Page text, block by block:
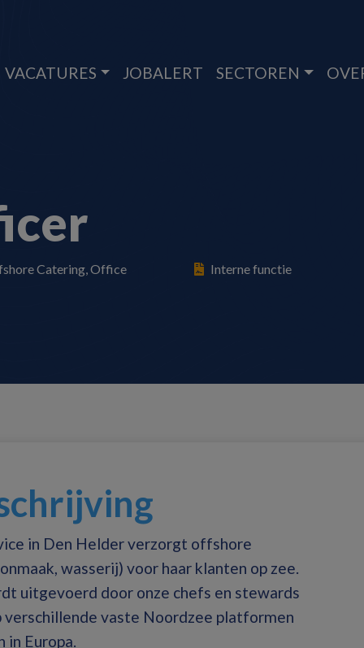
VACATURES JOBALERT SECTOREN
Catering, Office Interne functie
in Den Helder verzorgt offshore
wasserij) voor haar klanten op zee.
uitgevoerd door onze chefs en stewards
vaste Noordzee platformen
in Europa.